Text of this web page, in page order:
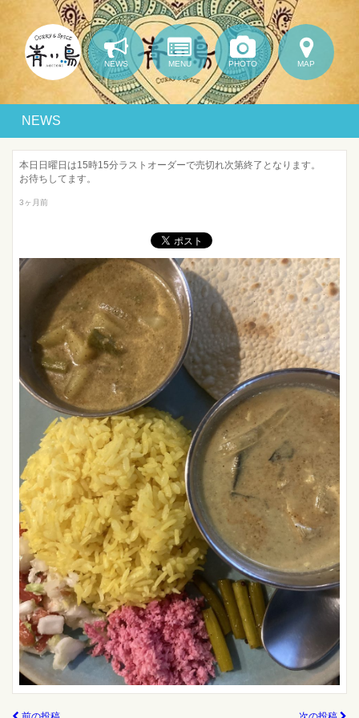
NEWS MENU PHOTO MAP
NEWS
本日日曜日は15時15分ラストオーダーで売切れ次第終了となります。
お待ちしてます。
3ヶ月前